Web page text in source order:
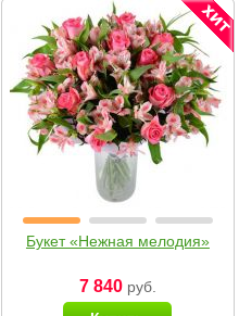
Букет «Нежная мелодия»
7 840руб.